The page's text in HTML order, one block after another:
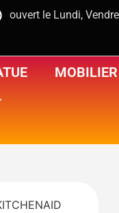
ouvert le Lundi,
MOBILIER